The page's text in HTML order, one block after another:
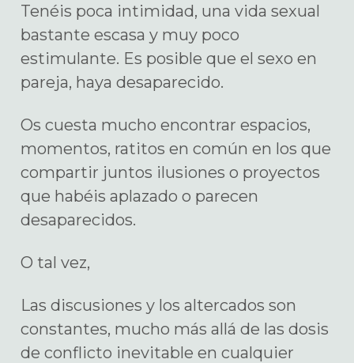
Tenéis poca intimidad, una vida sexual
bastante escasa y muy poco
estimulante. Es posible que el sexo en
pareja, haya desaparecido.
Os cuesta mucho encontrar espacios,
momentos, ratitos en común en los que
compartir juntos ilusiones o proyectos
que habéis aplazado o parecen
desaparecidos.
O tal vez,
Las discusiones y los altercados son
constantes, mucho más allá de las dosis
de conflicto inevitable en cualquier